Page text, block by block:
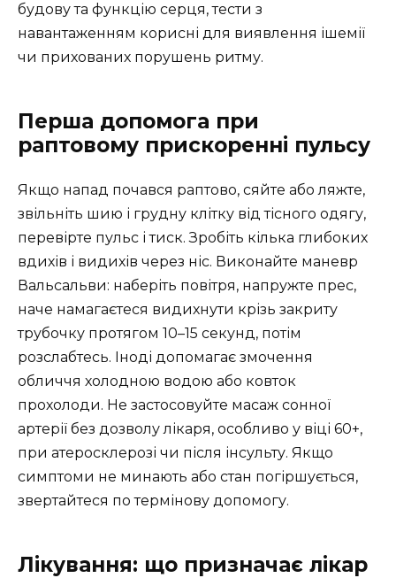
будову та функцію серця, тести з
навантаженням корисні для виявлення ішемії
чи прихованих порушень ритму.
Перша допомога при
раптовому прискоренні пульсу
Якщо напад почався раптово, сяйте або ляжте,
звільніть шию і грудну клітку від тісного одягу,
перевірте пульс і тиск. Зробіть кілька глибоких
вдихів і видихів через ніс. Виконайте маневр
Вальсальви: наберіть повітря, напружте прес,
наче намагаєтеся видихнути крізь закриту
трубочку протягом 10–15 секунд, потім
розслабтесь. Іноді допомагає змочення
обличчя холодною водою або ковток
прохолоди. Не застосовуйте масаж сонної
артерії без дозволу лікаря, особливо у віці 60+,
при атеросклерозі чи після інсульту. Якщо
симптоми не минають або стан погіршується,
звертайтеся по термінову допомогу.
Лікування: що призначає лікар